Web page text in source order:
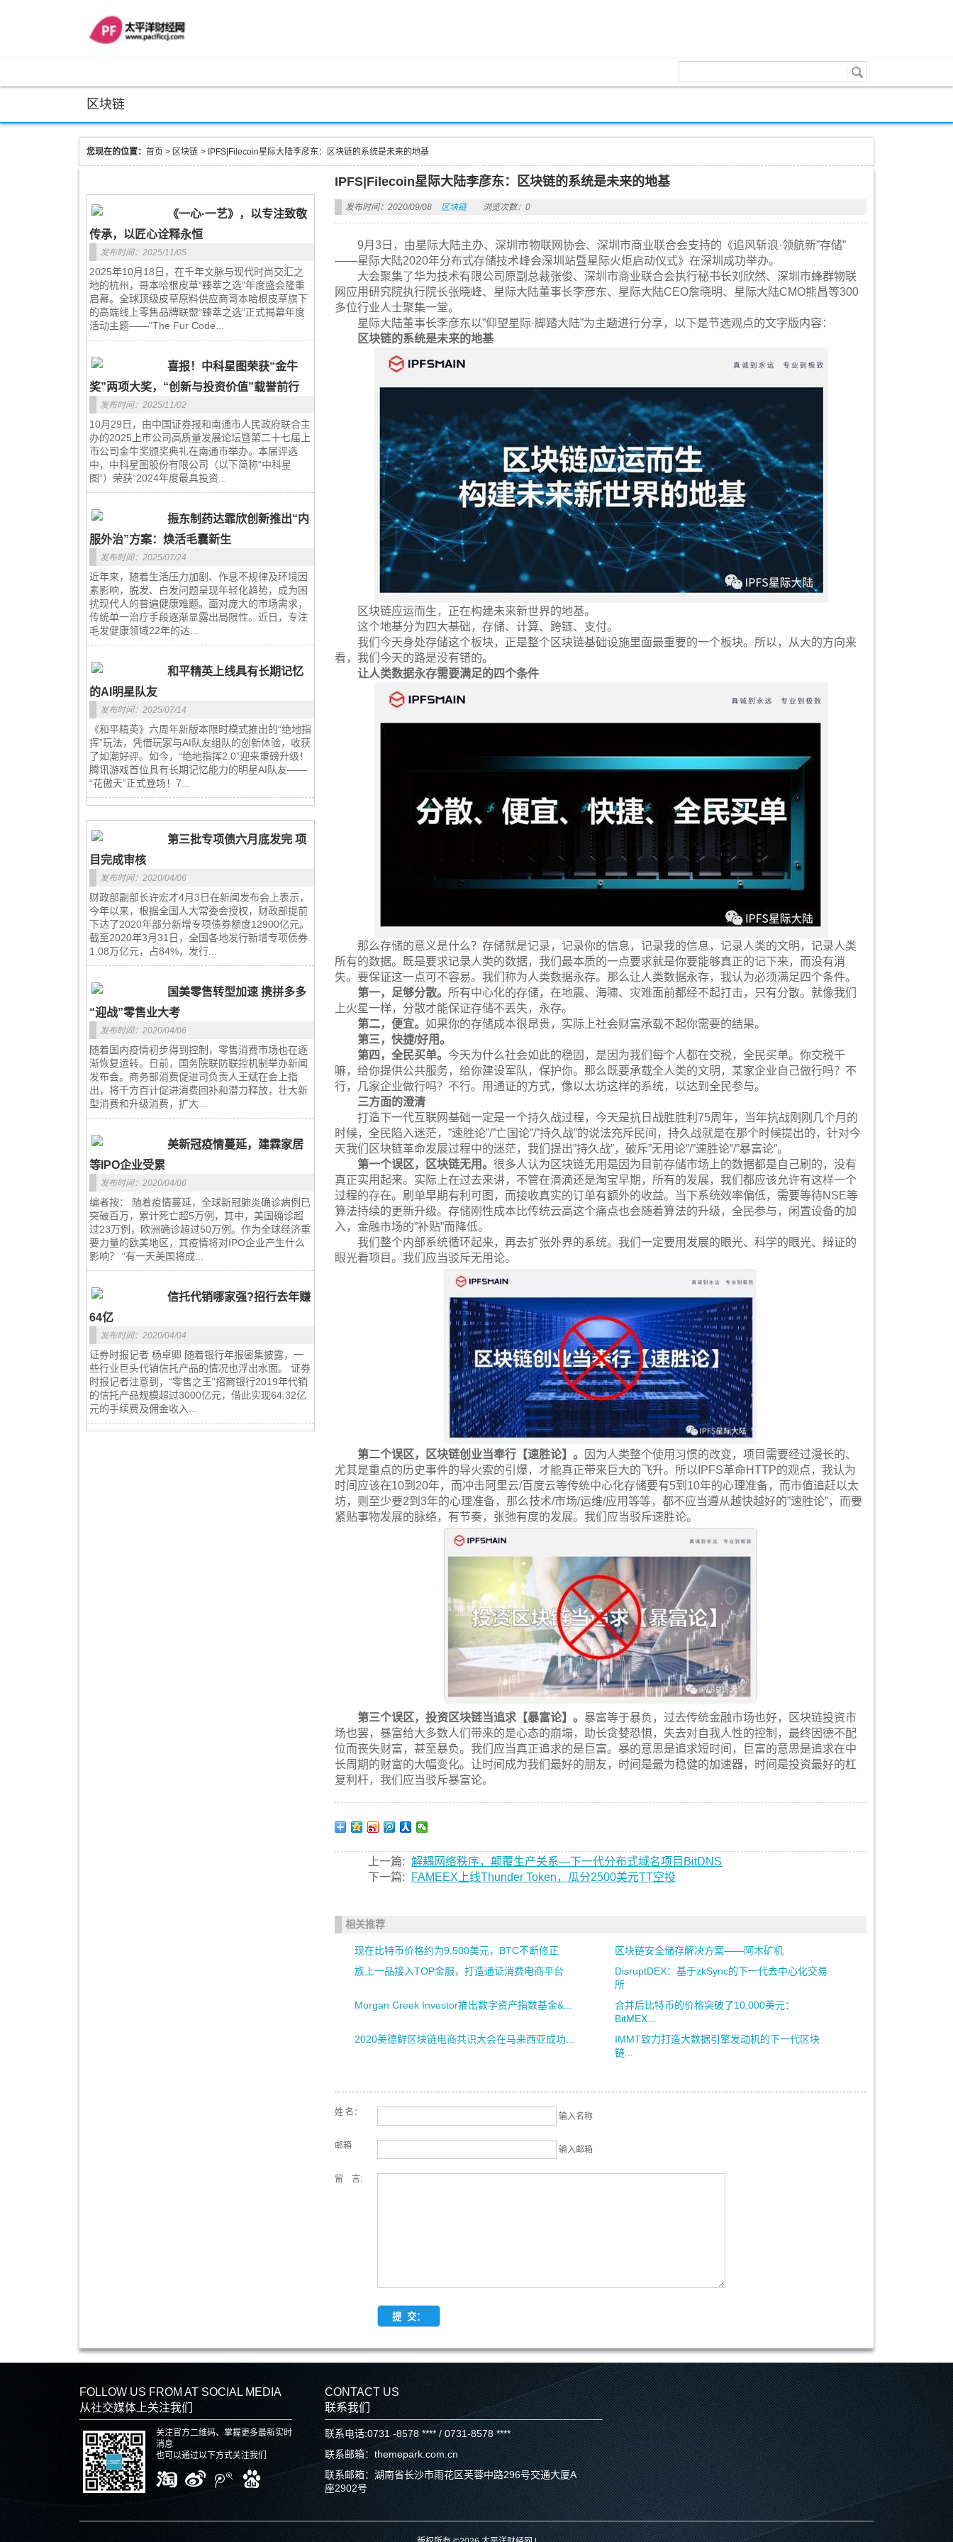
区块链
您现在的位置： 首页 > 区块链 > IPFS|Filecoin星际大陆李彦东：区块链的系统是未来的地基
《一心·一艺》，以专注致敬
传承，以匠心诠释永恒
发布时间：2025/11/05
2025年10月18日，在千年文脉与现代时尚交汇之
地的杭州，哥本哈根皮草“臻萃之选”年度盛会隆重
启幕。全球顶级皮草原料供应商哥本哈根皮草旗下
的高端线上零售品牌联盟“臻萃之选”正式揭幕年度
活动主题——“The Fur Code...
喜报！中科星图荣获“金牛
奖”两项大奖，“创新与投资价值”载誉前行
发布时间：2025/11/02
10月29日，由中国证券报和南通市人民政府联合主
办的2025上市公司高质量发展论坛暨第二十七届上
市公司金牛奖颁奖典礼在南通市举办。本届评选
中，中科星图股份有限公司（以下简称“中科星
图”）荣获“2024年度最具投资...
振东制药达霏欣创新推出“内
服外治”方案：焕活毛囊新生
发布时间：2025/07/24
近年来，随着生活压力加剧、作息不规律及环境因
素影响，脱发、白发问题呈现年轻化趋势，成为困
扰现代人的普遍健康难题。面对庞大的市场需求，
传统单一治疗手段逐渐显露出局限性。近日，专注
毛发健康领域22年的达...
和平精英上线具有长期记忆
的AI明星队友
发布时间：2025/07/14
《和平精英》六周年新版本限时模式推出的“绝地指
挥”玩法，凭借玩家与AI队友组队的创新体验，收获
了如潮好评。如今，“绝地指挥2.0”迎来重磅升级！
腾讯游戏首位具有长期记忆能力的明星AI队友——
“花傲天”正式登场！7...
第三批专项债六月底发完 项
目完成审核
发布时间：2020/04/06
财政部副部长许宏才4月3日在新闻发布会上表示，
今年以来，根据全国人大常委会授权，财政部提前
下达了2020年部分新增专项债券额度12900亿元。
截至2020年3月31日，全国各地发行新增专项债券
1.08万亿元，占84%，发行...
国美零售转型加速 携拼多多
“迎战”零售业大考
发布时间：2020/04/06
随着国内疫情初步得到控制，零售消费市场也在逐
渐恢复运转。日前，国务院联防联控机制举办新闻
发布会。商务部消费促进司负责人王斌在会上指
出，将千方百计促进消费回补和潜力释放，壮大新
型消费和升级消费，扩大...
美新冠疫情蔓延，建霖家居
等IPO企业受累
发布时间：2020/04/06
编者按： 随着疫情蔓延，全球新冠肺炎确诊病例已
突破百万，累计死亡超5万例，其中，美国确诊超
过23万例，欧洲确诊超过50万例。作为全球经济重
要力量的欧美地区，其疫情将对IPO企业产生什么
影响？ “有一天美国将成...
信托代销哪家强?招行去年赚
64亿
发布时间：2020/04/04
证券时报记者 杨卓卿 随着银行年报密集披露，一
些行业巨头代销信托产品的情况也浮出水面。 证券
时报记者注意到，“零售之王”招商银行2019年代销
的信托产品规模超过3000亿元，借此实现64.32亿
元的手续费及佣金收入...
IPFS|Filecoin星际大陆李彦东：区块链的系统是未来的地基
发布时间：2020/09/08 区块链 浏览次数：0
9月3日，由星际大陆主办、深圳市物联网协会、深圳市商业联合会支持的《追风斩浪·领航新”存储”
——星际大陆2020年分布式存储技术峰会深圳站暨星际火炬启动仪式》在深圳成功举办。
大会聚集了华为技术有限公司原副总裁张俊、深圳市商业联合会执行秘书长刘欣然、深圳市蜂群物联
网应用研究院执行院长张晓峰、星际大陆董事长李彦东、星际大陆CEO詹晓明、星际大陆CMO熊昌等300
多位行业人士聚集一堂。
星际大陆董事长李彦东以”仰望星际·脚踏大陆”为主题进行分享，以下是节选观点的文字版内容：
区块链的系统是未来的地基
区块链应运而生，正在构建未来新世界的地基。
这个地基分为四大基础，存储、计算、跨链、支付。
我们今天身处存储这个板块，正是整个区块链基础设施里面最重要的一个板块。所以，从大的方向来
看，我们今天的路是没有错的。
让人类数据永存需要满足的四个条件
那么存储的意义是什么？存储就是记录，记录你的信息，记录我的信息，记录人类的文明，记录人类
所有的数据。既是要求记录人类的数据，我们最本质的一点要求就是你要能够真正的记下来，而没有消
失。要保证这一点可不容易。我们称为人类数据永存。那么让人类数据永存，我认为必须满足四个条件。
第一，足够分散。 所有中心化的存储，在地震、海啸、灾难面前都经不起打击，只有分散。就像我们
上火星一样，分散才能保证存储不丢失，永存。
第二，便宜。 如果你的存储成本很昂贵，实际上社会财富承载不起你需要的结果。
第三，快捷/好用。
第四，全民买单。 今天为什么社会如此的稳固，是因为我们每个人都在交税，全民买单。你交税干
嘛，给你提供公共服务，给你建设军队，保护你。那么既要承载全人类的文明，某家企业自己做行吗？不
行，几家企业做行吗？不行。用通证的方式，像以太坊这样的系统，以达到全民参与。
三方面的澄清
打造下一代互联网基础一定是一个持久战过程，今天是抗日战胜胜利75周年，当年抗战刚刚几个月的
时候，全民陷入迷茫，”速胜论”/”亡国论”/”持久战”的说法充斥民间，持久战就是在那个时候提出的，针对今
天我们区块链革命发展过程中的迷茫，我们提出”持久战”，破斥”无用论”/”速胜论”/”暴富论”。
第一个误区，区块链无用。 很多人认为区块链无用是因为目前存储市场上的数据都是自己刷的，没有
真正实用起来。实际上在过去来讲，不管在滴滴还是淘宝早期，所有的发展，我们都应该允许有这样一个
过程的存在。刷单早期有利可图，而接收真实的订单有额外的收益。当下系统效率偏低，需要等待NSE等
算法持续的更新升级。存储刚性成本比传统云高这个痛点也会随着算法的升级，全民参与，闲置设备的加
入，金融市场的”补贴”而降低。
我们整个内部系统循环起来，再去扩张外界的系统。我们一定要用发展的眼光、科学的眼光、辩证的
眼光看项目。我们应当驳斥无用论。
第二个误区，区块链创业当奉行【速胜论】。
因为人类整个使用习惯的改变，项目需要经过漫长的、
尤其是重点的历史事件的导火索的引爆，才能真正带来巨大的飞升。所以IPFS革命HTTP的观点，我认为
时间应该在10到20年，而冲击阿里云/百度云等传统中心化存储要有5到10年的心理准备，而市值追赶以太
坊，则至少要2到3年的心理准备，那么技术/市场/运维/应用等等，都不应当遵从越快越好的”速胜论”，而要
紧贴事物发展的脉络，有节奏，张弛有度的发展。我们应当驳斥速胜论。
第三个误区，投资区块链当追求【暴富论】。 暴富等于暴负，过去传统金融市场也好，区块链投资市
场也罢，暴富给大多数人们带来的是心态的崩塌，助长贪婪恐惧，失去对自我人性的控制，最终因德不配
位而丧失财富，甚至暴负。我们应当真正追求的是巨富。暴的意思是追求短时间，巨富的意思是追求在中
长周期的财富的大幅变化。让时间成为我们最好的朋友，时间是最为稳健的加速器，时间是投资最好的杠
复利杆，我们应当驳斥暴富论。
上一篇: 解耦网络秩序，颠覆生产关系—下一代分布式域名项目BitDNS
下一篇:
FAMEEX上线Thunder Token，瓜分2500美元TT空投
相关推荐
现在比特币价格约为9,500美元，BTC不断修正
区块链安全储存解决方案——阿木矿机
族上一品接入TOP金服，打造通证消费电商平台
DisruptDEX：基于zkSync的下一代去中心化交易
所
Morgan Creek Investor推出数字资产指数基金&...
合并后比特币的价格突破了10,000美元：
BitMEX...
2020美德鲜区块链电商共识大会在马来西亚成功...
IMMT致力打造大数据引擎发动机的下一代区块
链...
姓 名： 输入名称
邮箱 输入邮箱
留 言:
FOLLOW US FROM AT SOCIAL MEDIA
从社交媒体上关注我们
关注官方二维码、掌握更多最新实时
消息
也可以通过以下方式关注我们
CONTACT US
联系我们
联系电话:0731 -8578 **** / 0731-8578 ****
联系邮箱：themepark.com.cn
联系邮箱：湖南省长沙市雨花区芙蓉中路296号交通大厦A
座2902号